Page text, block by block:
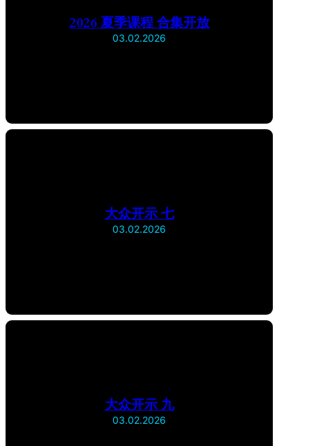
2026 夏季课程 合集开放
03.02.2026
大众开示 七
03.02.2026
大众开示 九
03.02.2026